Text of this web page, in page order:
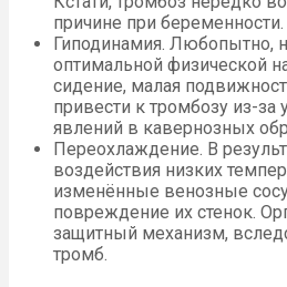
причине при беременности.
Гиподинамия. Любопытно,
оптимальной физической
сидение, малая
привести к тромбозу из-за
явлений в кавернозных
Переохлаждение. В
воздействия низких
изменённые венозные
повреждение их стенок.
защитный механизм,
тромб.